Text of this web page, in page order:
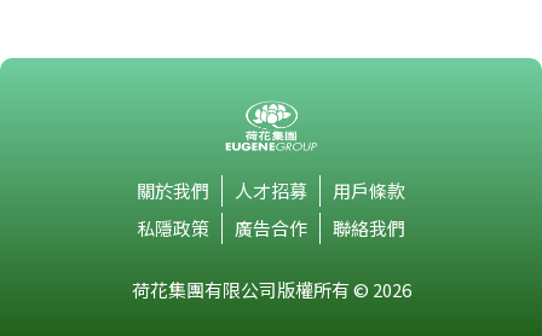
關於我們 人才招募
用戶條款
私隱政策
廣告合作 聯絡我們
荷花集團有限公司版權所有 © 2026